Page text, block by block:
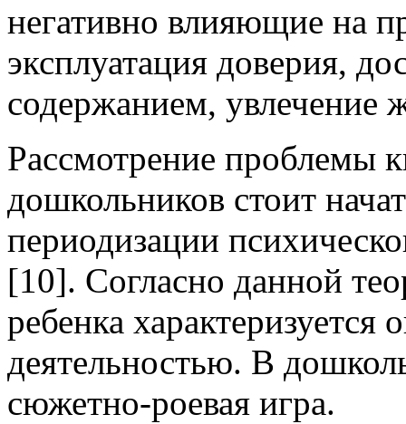
негативно влияющие на
эксплуатация доверия,
содержанием, увлечение
Рассмотрение проблемы
дошкольников стоит
периодизации
[10]. Согласно данной
ребенка
деятельностью. В
сюжетно-роевая игра.